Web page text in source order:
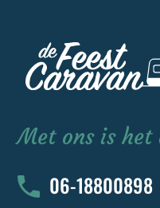
Met ons is
06-18800898